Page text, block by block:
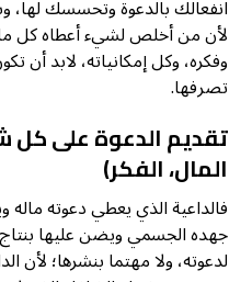
انفعالك بالدعوة وتحسسك لها،
لأن من أخلص لشيء أعطاه كل
وفكره، وكل إمكانياته، لابد
تصرفها.
تقديم الدعوة على كل
المال، الفكر)
فالداعية الذي يعطي دعوته ماله
جهده الجسمي ويضن عليها
لدعوته، ولا مهتما بنشرها؛